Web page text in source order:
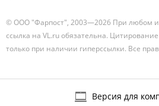
что «возврат отправлен», в
поступил, на вопрос «почему
задержка?», ответом было,
руководству. Возвратами
выяснять это тут - очень
© ООО "Фарпост", 2003—2026 При любом
ссылка на VL.ru обязательна.
только при наличии гиперссылки. Все
Версия для